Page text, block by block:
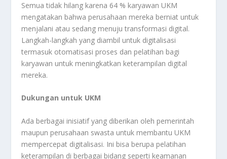
Semua tidak hilang karena 64 % karyawan UKM
mengatakan bahwa perusahaan mereka berniat untuk
menjalani atau sedang menuju transformasi digital.
Langkah-langkah yang diambil untuk digitalisasi
termasuk otomatisasi proses dan pelatihan bagi
karyawan untuk meningkatkan keterampilan digital
mereka.
Dukungan untuk UKM
Ada berbagai inisiatif yang diberikan oleh pemerintah
maupun perusahaan swasta untuk membantu UKM
mempercepat digitalisasi. Ini bisa berupa pelatihan
keterampilan di berbagai bidang seperti keamanan